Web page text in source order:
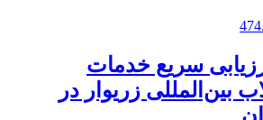
سریع خدمات
بین‌المللی زریوار در